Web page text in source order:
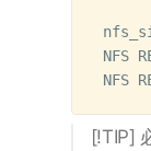
NFS
[!TIP]